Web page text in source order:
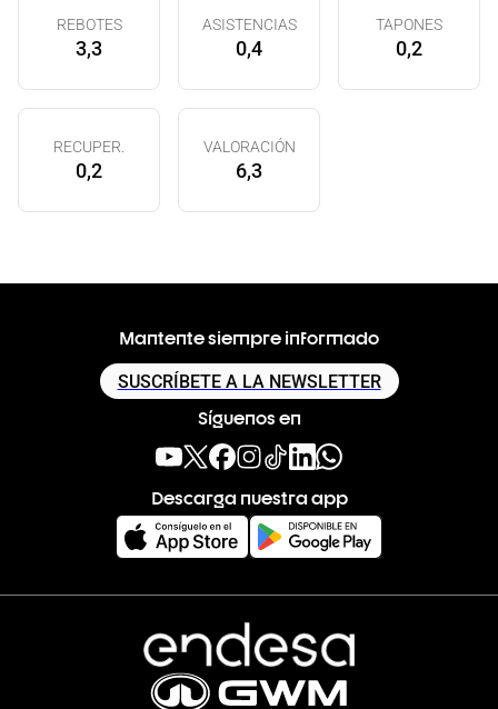
REBOTES
3,3
ASISTENCIAS
0,4
TAPONES
0,2
RECUPER.
0,2
VALORACIÓN
6,3
Mantente siempre informado
SUSCRÍBETE A LA NEWSLETTER
Síguenos en
Descarga nuestra app